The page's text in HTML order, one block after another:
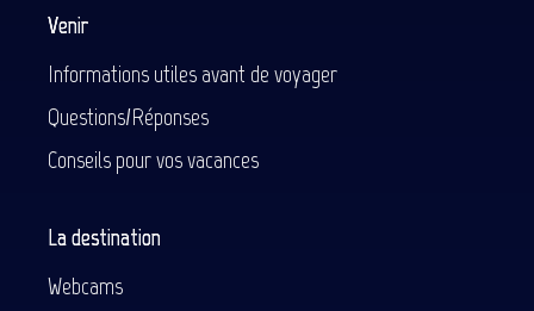
Venir
Informations utiles avant de voyager
Questions/Réponses
Conseils pour vos vacances
La destination
Webcams